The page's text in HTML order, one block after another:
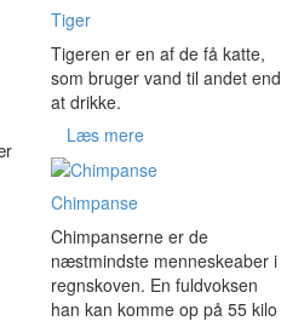
Tiger
Tigeren er en af de få katte,
som bruger vand til andet end
at drikke.
Læs mere
Chimpanse
Chimpanserne er de
næstmindste menneskeaber i
regnskoven. En fuldvoksen
han kan komme op på 55 kilo